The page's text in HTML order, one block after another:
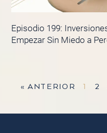
Episodio 199:
Empezar Sin Miedo a
« ANTERIOR 1 2